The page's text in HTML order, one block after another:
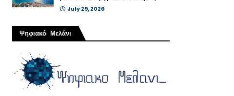
July 29, 2026
Ψηφιακό Μελάνι